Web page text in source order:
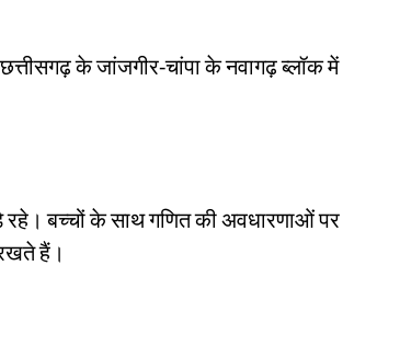
के जांजगीर‑चांपा के नवागढ़ ब्लॉक में
बच्चों के साथ गणित की अवधारणाओं पर
हैं।